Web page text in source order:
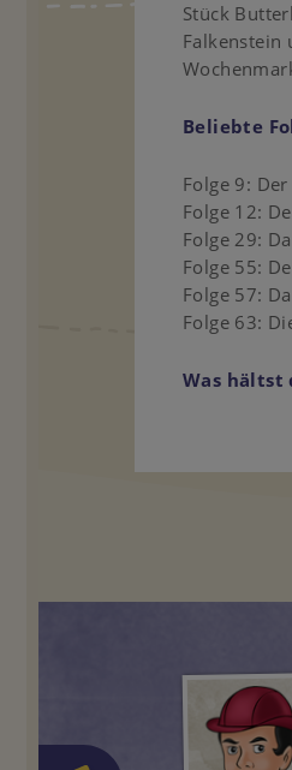
Stück
Falkenstein
Beliebte
Folge 9:
Folge 12:
Folge 29:
Folge 55:
Folge 57:
Folge 63:
Was hältst